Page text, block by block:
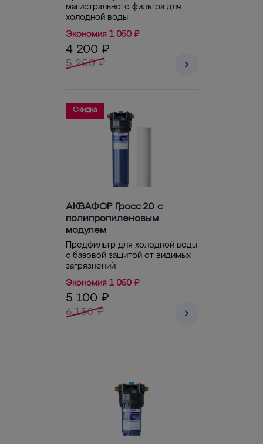
магистрального фильтра для
холодной воды
Экономия 1 050 ₽
4 200 ₽
5 250 ₽
Скидка
АКВАФОР Гросс 20 с
полипропиленовым
модулем
Предфильтр для холодной воды
с базовой защитой от видимых
загрязнений
Экономия 1 050 ₽
5 100 ₽
6 150 ₽